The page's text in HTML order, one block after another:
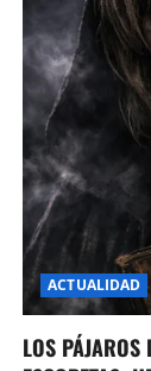
ACTUALIDAD
LOS